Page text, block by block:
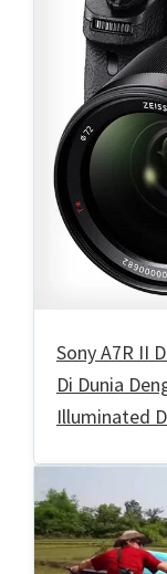
Sony A7R II
Di Dunia
Illuminated